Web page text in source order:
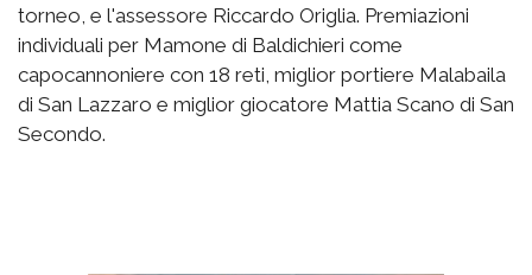
torneo, e l'assessore Riccardo Origlia. Premiazioni
individuali per Mamone di Baldichieri come
capocannoniere con 18 reti, miglior portiere Malabaila
di San Lazzaro e miglior giocatore Mattia Scano di San
Secondo.